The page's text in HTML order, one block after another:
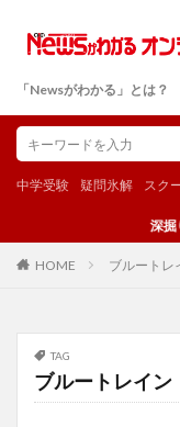
「Newsがわかる」とは？
中学受験 疑問氷解 スク
深掘
HOME ブルートレ
TAG
ブルートレイン